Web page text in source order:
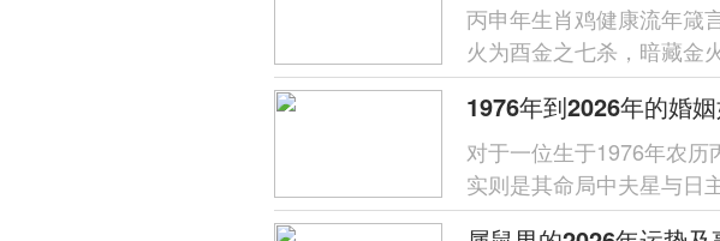
丙申年生肖鸡健康流年箴
火为酉金之七杀，暗藏金
过需防心肺燥热、炎症突
1976年到2026年的婚
对于一位生于1976年农历
实则是其命局中夫星与日
主，生于辰月食神当令，